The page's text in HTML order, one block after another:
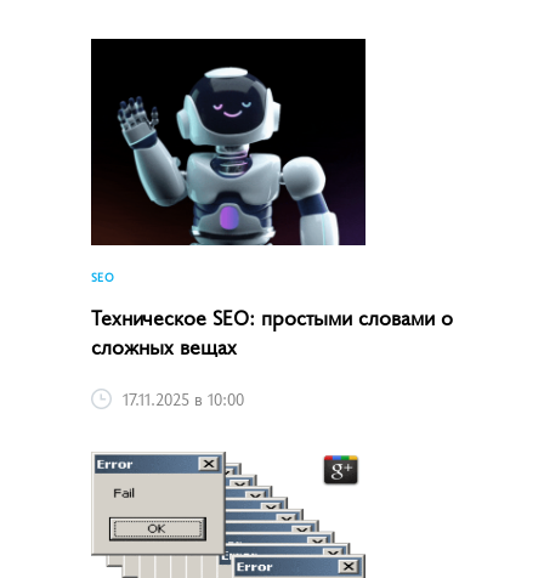
SEO
Техническое SEO: простыми словами о
сложных вещах
17.11.2025 в 10:00